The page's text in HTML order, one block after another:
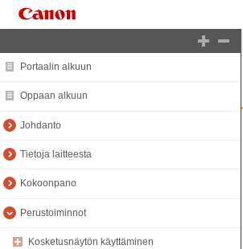
Portaalin alkuun
Oppaan alkuun
Johdanto
Tietoja laitteesta
Kokoonpano
Perustoiminnot
Kosketusnäytön käyttäminen